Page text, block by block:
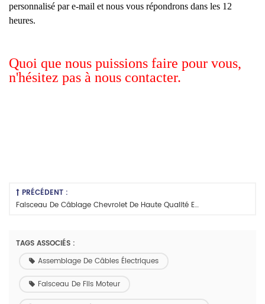
personnalisé par e-mail et nous vous répondrons dans les 12
heures.
Quoi que nous puissions faire pour vous,
n'hésitez pas à nous contacter.
PRÉCÉDENT :
Faisceau De Câblage Chevrolet De Haute Qualité En Gros Faisceau De Câblage Kobelco Faisceau De Câblage Harley
TAGS ASSOCIÉS :
Assemblage De Câbles Électriques
Faisceau De Fils Moteur